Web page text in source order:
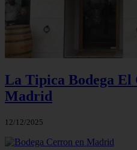
La Tipica Bodega El
Madrid
12/12/2025